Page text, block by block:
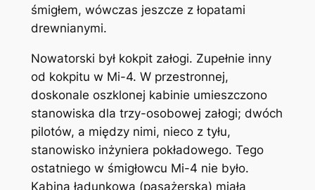
śmigłem, wówczas jeszcze z łopatami
drewnianymi.
Nowatorski był kokpit załogi. Zupełnie inny
od kokpitu w Mi-4. W przestronnej,
doskonale oszklonej kabinie umieszczono
stanowiska dla trzy-osobowej załogi; dwóch
pilotów, a między nimi, nieco z tyłu,
stanowisko inżyniera pokładowego. Tego
ostatniego w śmigłowcu Mi-4 nie było.
Kabina ładunkowa (pasażerska) miała